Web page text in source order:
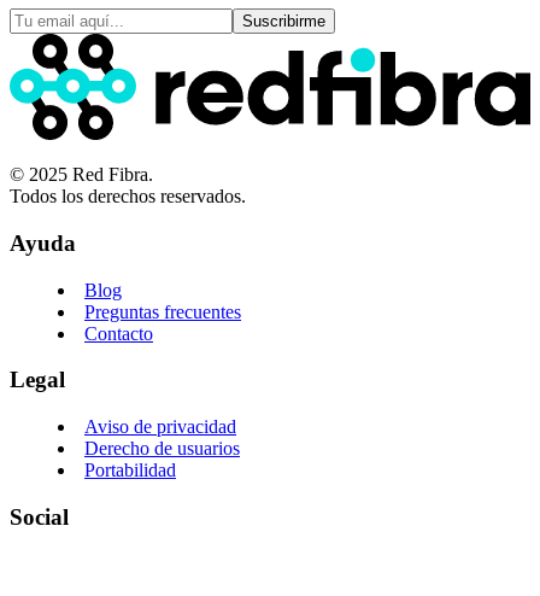
Suscribirme
© 2025 Red Fibra.
Todos los derechos reservados.
Ayuda
Blog
Preguntas frecuentes
Contacto
Legal
Aviso de privacidad
Derecho de usuarios
Portabilidad
Social